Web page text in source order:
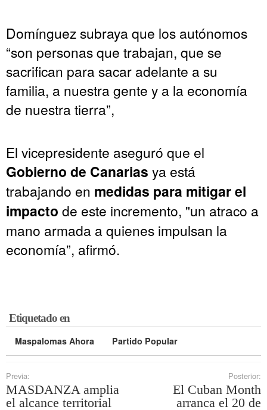
Domínguez subraya que los autónomos
“son personas que trabajan, que se
sacrifican para sacar adelante a su
familia, a nuestra gente y a la economía
de nuestra tierra”,
El vicepresidente aseguró que el
Gobierno de Canarias ya está
trabajando en medidas para mitigar el
impacto de este incremento, "un atraco a
mano armada a quienes impulsan la
economía”, afirmó.
Etiquetado en
Maspalomas Ahora Partido Popular
Previa:
MASDANZA amplia
el alcance territorial
Posterior:
El Cuban Month
arranca el 20 de